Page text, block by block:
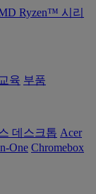
Ryzen™ 시리
교육 부품
데스크톱 Acer
One Chromebox